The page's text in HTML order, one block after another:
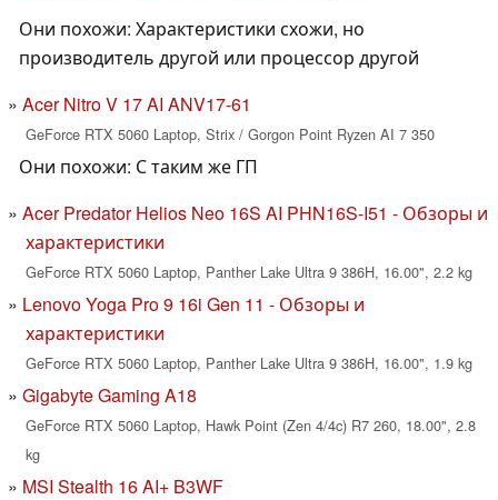
Они похожи: Характеристики схожи, но
производитель другой или процессор другой
Acer Nitro V 17 AI ANV17-61
GeForce RTX 5060 Laptop, Strix / Gorgon Point Ryzen AI 7 350
Они похожи: С таким же ГП
Acer Predator Helios Neo 16S AI PHN16S-I51 - Обзоры и
характеристики
GeForce RTX 5060 Laptop, Panther Lake Ultra 9 386H, 16.00", 2.2 kg
Lenovo Yoga Pro 9 16i Gen 11 - Обзоры и
характеристики
GeForce RTX 5060 Laptop, Panther Lake Ultra 9 386H, 16.00", 1.9 kg
Gigabyte Gaming A18
GeForce RTX 5060 Laptop, Hawk Point (Zen 4/4c) R7 260, 18.00", 2.8
kg
MSI Stealth 16 AI+ B3WF